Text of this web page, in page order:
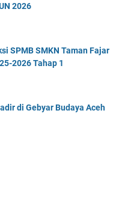
2026
SPMB SMKN Taman Fajar
2026 Tahap 1
di Gebyar Budaya Aceh